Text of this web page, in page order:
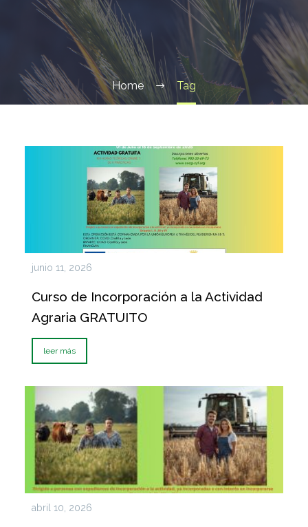
Home Tag
junio 11, 2026
Curso de Incorporación a la Actividad
Agraria GRATUITO
leer más
abril 10, 2026